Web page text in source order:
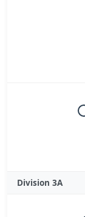
Division 3A